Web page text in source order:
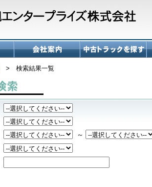
> 検索結果一覧
～